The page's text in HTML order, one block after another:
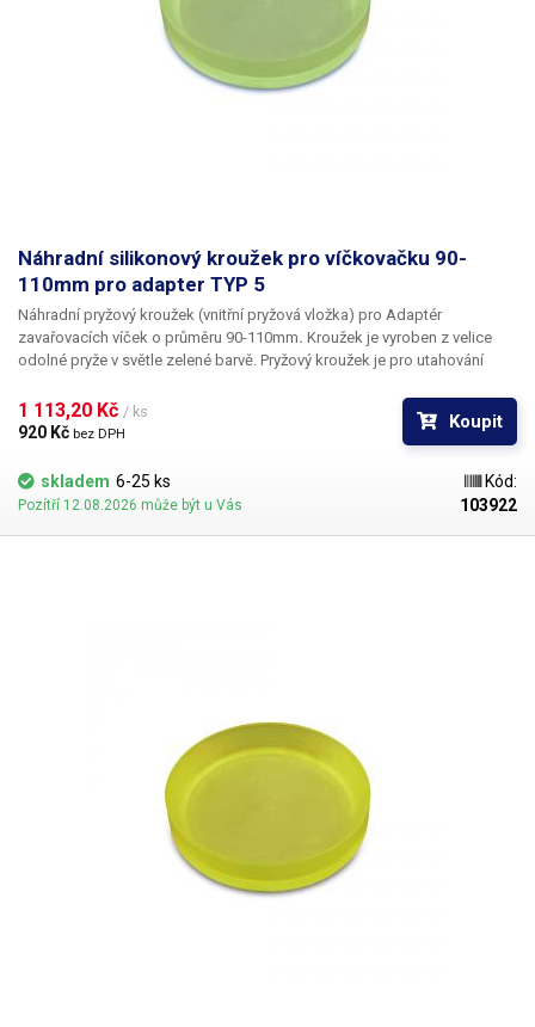
manuálně a do přístroje lze uložit až 60 kalibračních měření s různým
nastavením. Měření jsou doprovázena zvukovou signalizací při dosažení
nastavených kalibračních hodnot. Samozřejmostí je možnost
jednotek N.m, Lbf.in a Kgf.cm, automatické vypnutí při nečinnosti a
nechybí zde ani RS232 sběrnice pro tisk výsledků měření.
Náhradní silikonový kroužek pro víčkovačku 90-
110mm pro adapter TYP 5
Náhradní pryžový kroužek (vnitřní pryžová vložka) pro Adaptér
zavařovacích víček o průměru 90-110mm. Kroužek je vyroben z velice
odolné pryže v světle zelené barvě. Pryžový kroužek je pro utahování
typ: Omnia, Twist, Kilner, apod.
1 113,20 Kč / ks
920 Kč bez DPH
Koupit
skladem 6-25 ks
Pozítří 12.08.2026 může být u Vás
Kód:
103922